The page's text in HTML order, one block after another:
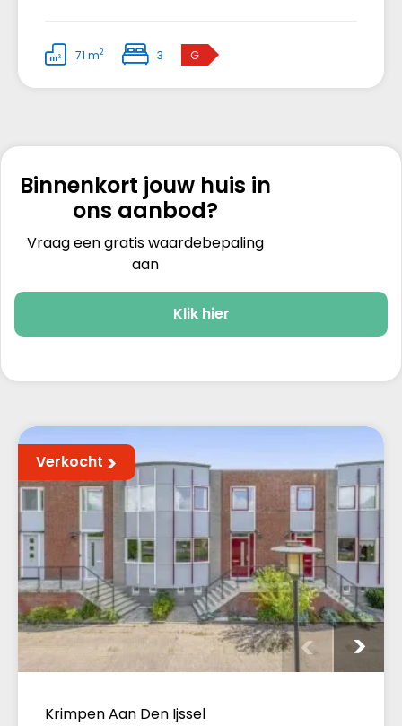
71 m2 3 G
Binnenkort jouw huis in
ons aanbod?
Vraag een gratis waardebepaling
aan
Klik hier
Verkocht
Krimpen Aan Den Ijssel